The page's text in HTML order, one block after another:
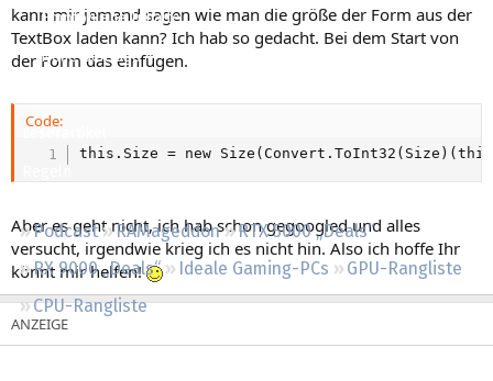
Empfohlene Inhalte
Neue Beiträge
Podcast RAMageddon
RTX 5000 „Deals“
RX 9000 „Deals“
Ideale Gaming-PCs
GPU-Rangliste
CPU-Rangliste
kann mir jemand sagen wie man die größe der Form aus der
TextBox laden kann? Ich hab so gedacht. Bei dem Start von
der Form das einfügen.
Code:
this.Size = new
Aber es geht nicht, ich hab schon gegoogled und alles
versucht, irgendwie krieg ich es nicht hin. Also ich hoffe Ihr
könnt mir helfen!